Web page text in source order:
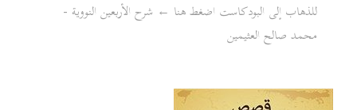
للذهاب إلى البودكاست اضغط هنا ← شرح الأربعين النووية -
محمد صالح العثيمين